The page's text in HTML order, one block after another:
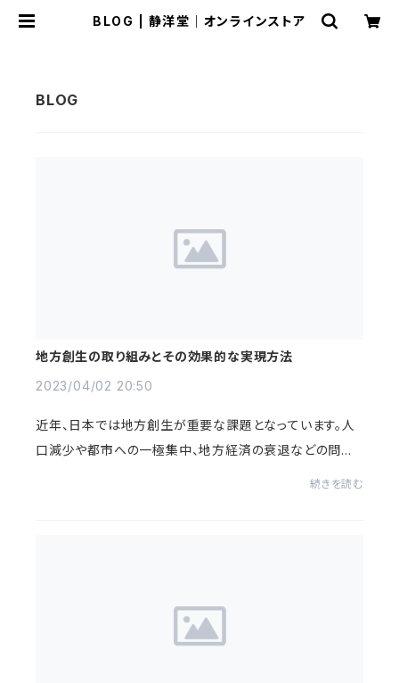
BLOG | 静洋堂｜オンラインストア
地方創生の取り組みとその効果的な実現方法
2023/04/02 20:50
近年、日本では地方創生が重要な課題となっています。人
口減少や都市への一極集中、地方経済の衰退などの問題
続きを読む